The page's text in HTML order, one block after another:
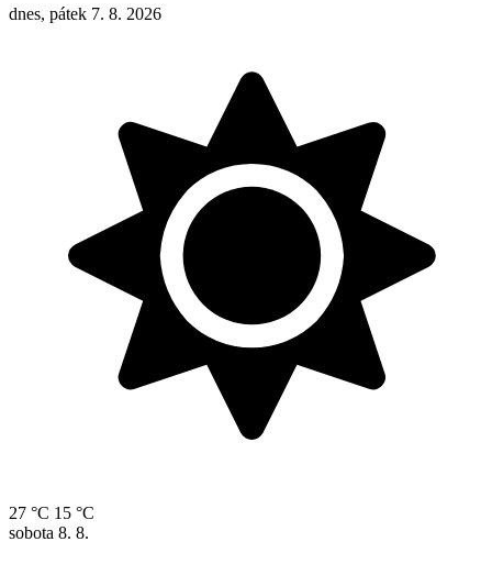
dnes, pátek 7. 8. 2026
27 °C 15 °C
sobota 8. 8.